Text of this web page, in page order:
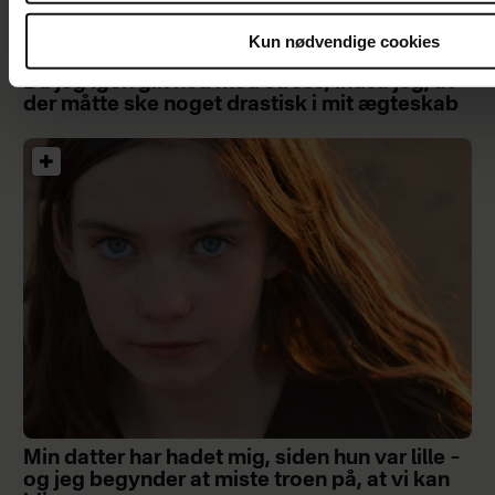
Kun nødvendige cookies
Da jeg igen gik ned med stress, indså jeg, at
der måtte ske noget drastisk i mit ægteskab
Min datter har hadet mig, siden hun var lille –
og jeg begynder at miste troen på, at vi kan